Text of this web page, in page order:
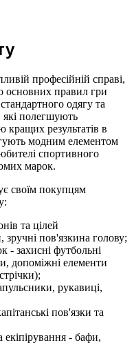
професійній справі,
основних правил гри
одягу та
які полегшують
результатів в
модним елементом
спортивного
марок.
своїм покупцям
та цілей
пов'язкина голову;
- захисні футбольні
допоміжні елементи
рукавиці,
пов'язки та
екіпірування - бафи,